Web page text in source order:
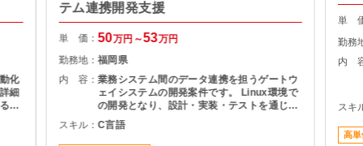
化
細
こ
テム連携開発支援
単 価：50万円～53万円
勤務地：福岡県
内 容：業務システム間のデータ連携を担うゲートウ
ェイシステムの開発案件です。 Linux環境で
の開発となり、設計・実装・テストを通じて
システムの安定稼働を支える役割を担当いた
だきます。 長期案件のため、腰を据えて開発
スキル：C言語
単
勤務
内
スキ
高単